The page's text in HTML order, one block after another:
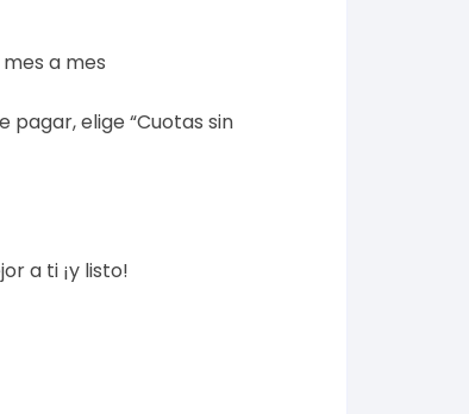
a mes
elige “Cuotas sin
a ti ¡y listo!